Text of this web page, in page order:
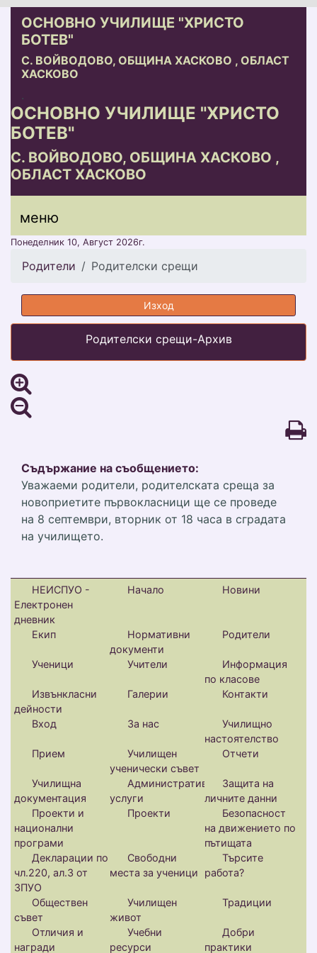
ОСНОВНО УЧИЛИЩЕ "ХРИСТО
БОТЕВ"
С. ВОЙВОДОВО, ОБЩИНА ХАСКОВО , ОБЛАСТ
ХАСКОВО
.
ОСНОВНО УЧИЛИЩЕ "ХРИСТО
БОТЕВ"
С. ВОЙВОДОВО, ОБЩИНА ХАСКОВО ,
ОБЛАСТ ХАСКОВО
меню горно
меню
меню
Понеделник 10, Август 2026г.
Родители Родителски срещи
Изход
Родителски срещи-Архив
Съдържание на съобщението:
Уважаеми родители, родителската среща за
новоприетите първокласници ще се проведе
на 8 септември, вторник от 18 часа в сградата
на училището.
НЕИСПУО -
Електронен
дневник
Начало Новини
Екип
Нормативни
документи
Родители
Ученици Учители
Информация
по класове
Извънкласни
дейности
Галерии Контакти
Вход За нас
Училищно
настоятелство
Прием
Училищен
ученически съвет
Отчети
Училищна
документация
Административни
услуги
Защита на
личните данни
Проекти и
национални
програми
Проекти
Безопасност
на движението по
пътищата
Декларации по
чл.220, ал.3 от
ЗПУО
Свободни
места за ученици
Търсите
работа?
Обществен
съвет
Училищен
живот
Традиции
Отличия и
награди
Учебни
ресурси
Добри
практики